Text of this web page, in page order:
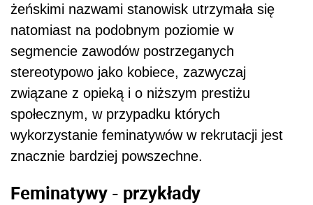
żeńskimi nazwami stanowisk utrzymała się
natomiast na podobnym poziomie w
segmencie zawodów postrzeganych
stereotypowo jako kobiece, zazwyczaj
związane z opieką i o niższym prestiżu
społecznym, w przypadku których
wykorzystanie feminatywów w rekrutacji jest
znacznie bardziej powszechne.
Feminatywy - przykłady